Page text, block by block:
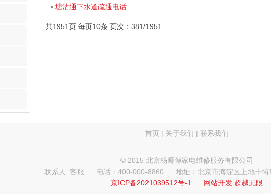
• 塘沽通下水道疏通电话
共1951页 每页10条 页次：381/1951
首页 | 关于我们 | 联系我们
© 2015 北京杨师傅家电维修服务有限公司
联系人: 客服
电话：400-000-8860
地址：北京市海淀区上地十
京ICP备2021039512号-1
网站开发:超越无限